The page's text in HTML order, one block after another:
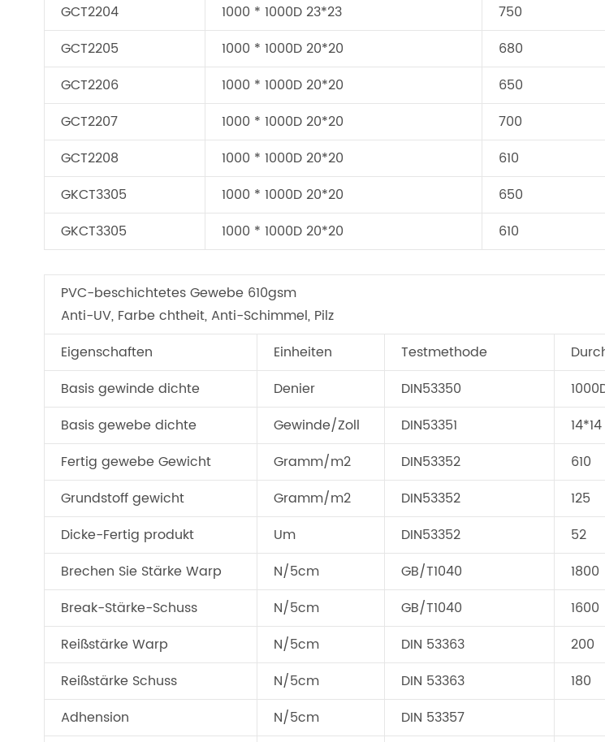
GCT2204
1000 * 1000D 23*23
750
GCT2205
1000 * 1000D 20*20
680
GCT2206
1000 * 1000D 20*20
650
GCT2207
1000 * 1000D 20*20
700
GCT2208
1000 * 1000D 20*20
610
GKCT3305
1000 * 1000D 20*20
650
GKCT3305
1000 * 1000D 20*20 610
PVC-beschichtetes Gewebe 610gsm
Anti-UV, Farbe chtheit, Anti-Schimmel, Pilz
Eigenschaften
Einheiten Testmethode
Basis gewinde dichte
Denier DIN53350
Basis gewebe dichte
Gewinde/Zoll DIN53351
14*14
Fertig gewebe Gewicht
Gramm/m2 DIN53352
610
Grundstoff gewicht
Gramm/m2 DIN53352
125
Dicke-Fertig produkt
Um DIN53352
52
Brechen Sie Stärke Warp
N/5cm GB/T1040
1800
Break-Stärke-Schuss
N/5cm GB/T1040
1600
Reißstärke Warp
N/5cm DIN 53363
200
Reißstärke Schuss
N/5cm DIN 53363
180
Adhension
N/5cm
DIN 53357